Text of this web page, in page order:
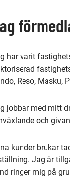
har varit
Reso, Masku,
jobbar med mitt
och
kunder brukar
Jag är
ringer mig på